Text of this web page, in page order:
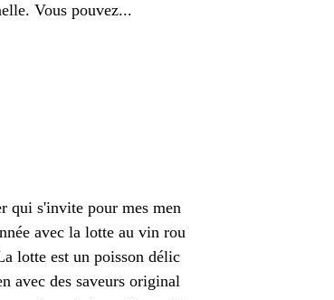
Vous pouvez...
qui s'invite pour mes men
avec la lotte au vin rou
lotte est un poisson délic
avec des saveurs original